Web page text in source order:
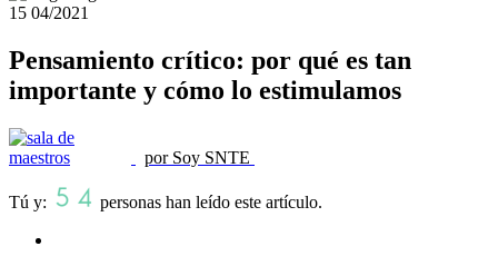
15 04/2021
Pensamiento crítico: por qué es tan
importante y cómo lo estimulamos
por Soy SNTE
Tú y: personas han leído este artículo.